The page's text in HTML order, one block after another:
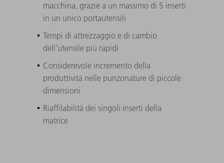
macchina, grazie a un massimo di 5 inserti
in un unico portautensili
Tempi di attrezzaggio e di cambio
dell'utensile più rapidi
Considerevole incremento della
produttività nelle punzonature di piccole
dimensioni
Riaffilabilità dei singoli inserti della
matrice